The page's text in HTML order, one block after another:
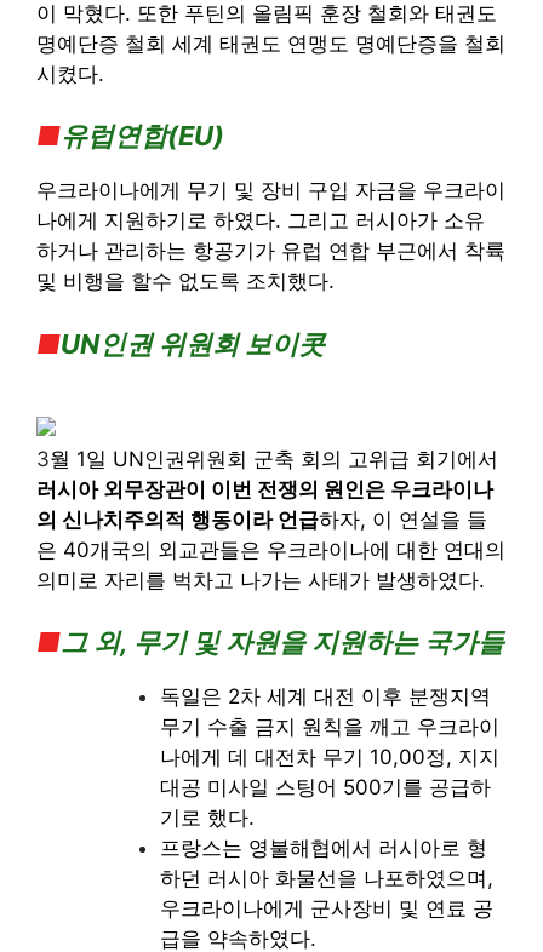
이 막혔다. 또한 푸틴의 올림픽 훈장 철회와 태권도
명예단증 철회 세계 태권도 연맹도 명예단증을 철회
시켰다.
■유럽연합(EU)
우크라이나에게 무기 및 장비 구입 자금을 우크라이
나에게 지원하기로 하였다. 그리고 러시아가 소유
하거나 관리하는 항공기가 유럽 연합 부근에서 착륙
및 비행을 할수 없도록 조치했다.
■UN인권 위원회 보이콧
3월 1일 UN인권위원회 군축 회의 고위급 회기에서
러시아 외무장관이 이번 전쟁의 원인은 우크라이나
의 신나치주의적 행동이라 언급하자, 이 연설을 들
은 40개국의 외교관들은 우크라이나에 대한 연대의
의미로 자리를 벅차고 나가는 사태가 발생하였다.
■그 외, 무기 및 자원을 지원하는 국가들
독일은 2차 세계 대전 이후 분쟁지역
무기 수출 금지 원칙을 깨고 우크라이
나에게 데 대전차 무기 10,00정, 지지
대공 미사일 스팅어 500기를 공급하
기로 했다.
프랑스는 영불해협에서 러시아로 형
하던 러시아 화물선을 나포하였으며,
우크라이나에게 군사장비 및 연료 공
급을 약속하였다.